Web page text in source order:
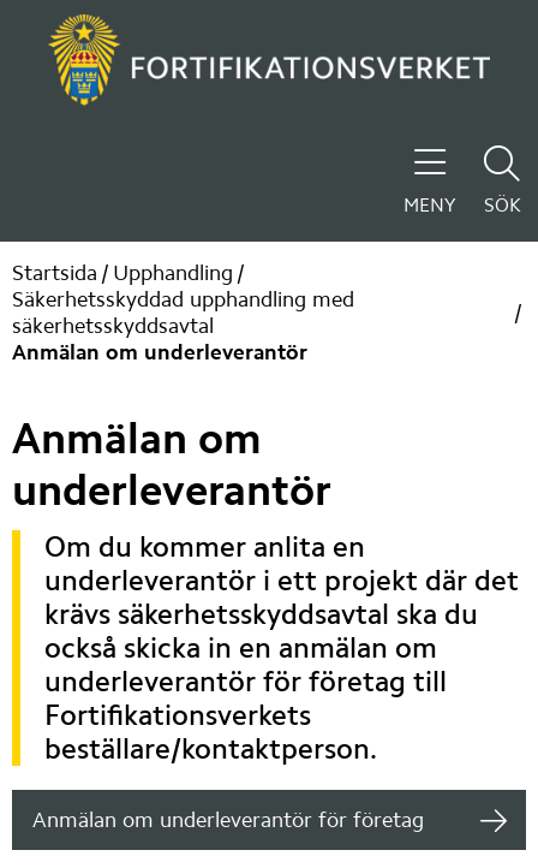
MENY SÖK
Startsida / Upphandling /
Säkerhetsskyddad upphandling med
säkerhetsskyddsavtal
/
Anmälan om underleverantör
Anmälan om
underleverantör
Om du kommer anlita en
underleverantör i ett projekt där det
krävs säkerhetsskyddsavtal ska du
också skicka in en anmälan om
underleverantör för företag till
Fortifikationsverkets
beställare/kontaktperson.
Anmälan om underleverantör för företag